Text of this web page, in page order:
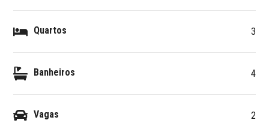
Quartos 3
Banheiros 4
Vagas 2